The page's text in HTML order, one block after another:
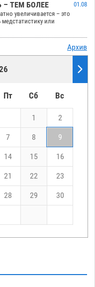
ТЕМ БОЛЕЕ
01.08
увеличивается – это
или
Архив
Пт Сб Вс
1 2
7 8 9
14 15 16
21 22 23
28 29 30